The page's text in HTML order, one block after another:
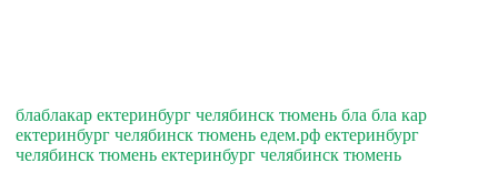
блаблакар ектеринбург челябинск тюмень бла бла кар
ектеринбург челябинск тюмень едем.рф ектеринбург
челябинск тюмень ектеринбург челябинск тюмень